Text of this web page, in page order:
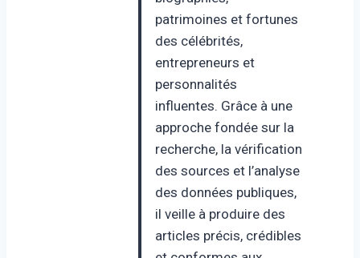
patrimoines et fortunes
des célébrités,
entrepreneurs et
personnalités
influentes. Grâce à une
approche fondée sur la
recherche, la vérification
des sources et l’analyse
des données publiques,
il veille à produire des
articles précis, crédibles